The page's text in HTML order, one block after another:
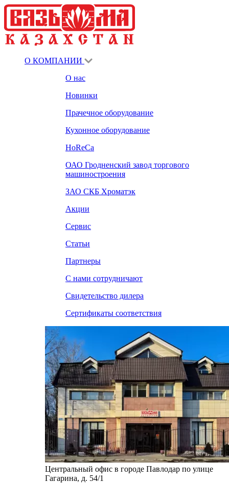
О КОМПАНИИ
О нас
Новинки
Прачечное оборудование
Кухонное оборудование
HoReCa
ОАО Гродненский завод торгового
машиностроения
ЗАО СКБ Хроматэк
Акции
Сервис
Статьи
Партнеры
С нами сотрудничают
Свидетельство дилера
Сертификаты соответствия
Центральный офис в городе Павлодар по улице
Гагарина, д. 54/1